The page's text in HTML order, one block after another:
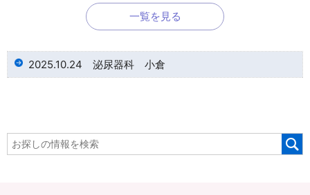
一覧を見る
2025.10.24 泌尿器科 小倉